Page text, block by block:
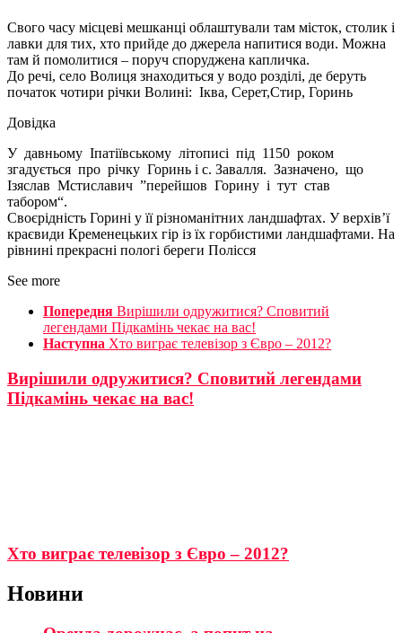
Свого часу місцеві мешканці облаштували там місток, столик і
лавки для тих, хто прийде до джерела напитися води. Можна
там й помолитися – поруч споруджена капличка.
До речі, село Волиця знаходиться у водо розділі, де беруть
початок чотири річки Волині: Іква, Серет,Стир, Горинь
Довідка
У давньому Іпатіївському літописі під 1150 роком
згадується про річку Горинь і с. Завалля. Зазначено, що
Ізяслав Мстиславич ”перейшов Горину і тут став
табором“.
Своєрідність Горині у її різноманітних ландшафтах. У верхів’ї
краєвиди Кременецьких гір із їх горбистими ландшафтами. На
рівнині прекрасні пологі береги Полісся
See more
Попередня Вирішили одружитися? Сповитий
легендами Підкамінь чекає на вас!
Наступна Хто виграє телевізор з Євро – 2012?
Вирішили одружитися? Сповитий легендами
Підкамінь чекає на вас!
Хто виграє телевізор з Євро – 2012?
Новини